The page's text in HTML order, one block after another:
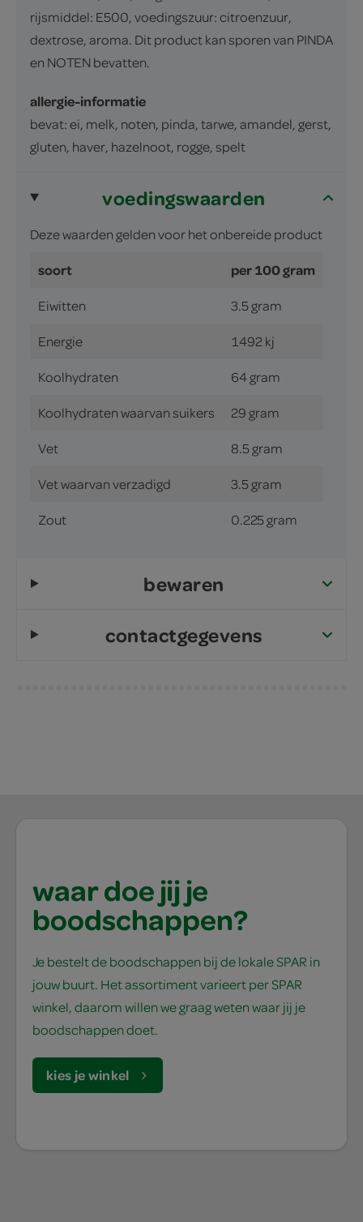
rijsmiddel: E500, voedingszuur: citroenzuur,
dextrose, aroma. Dit product kan sporen van PINDA
en NOTEN bevatten.
allergie-informatie
bevat: ei, melk, noten, pinda, tarwe, amandel, gerst,
gluten, haver, hazelnoot, rogge, spelt
voedingswaarden
Deze waarden gelden voor het onbereide product
soort per 100 gram
Eiwitten 3.5 gram
Energie 1492 kj
Koolhydraten 64 gram
Koolhydraten waarvan suikers 29 gram
Vet 8.5 gram
Vet waarvan verzadigd 3.5 gram
Zout 0.225 gram
bewaren
contactgegevens
waar doe jij je
boodschappen?
Je bestelt de boodschappen bij de lokale SPAR in
jouw buurt. Het assortiment varieert per SPAR
winkel, daarom willen we graag weten waar jij je
boodschappen doet.
kies je winkel